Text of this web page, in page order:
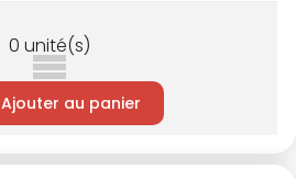
0 unité(s)
Ajouter au panier